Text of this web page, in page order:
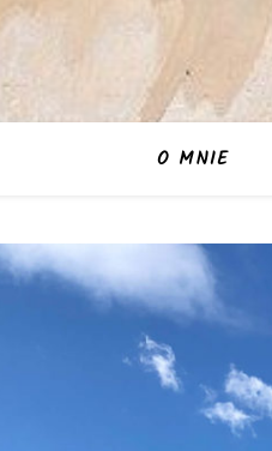
O MNIE